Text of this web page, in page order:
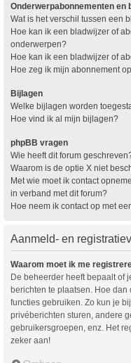
Onderwerpabonnementen en
Wat is het verschil tussen een
Hoe kan ik een bladwijzer of
onderwerpen?
Hoe kan ik een bladwijzer of
Hoe zeg ik mijn abonnement
Bijlagen
Welke bijlagen worden
Hoe vind ik al mijn bijlagen?
phpBB vragen
Wie heeft dit forum
Waarom is de optie X niet
Met wie moet ik contact
in verband met dit forum?
Hoe neem ik contact op met
Aanmeld- en
Waarom moet ik me
De beheerder heeft bepaalt of
berichten te plaatsen. Hoe
functies gebruiken. Zo kun je
privéberichten sturen, andere
gebruikersgroepen, enz. Het
zeker aan!